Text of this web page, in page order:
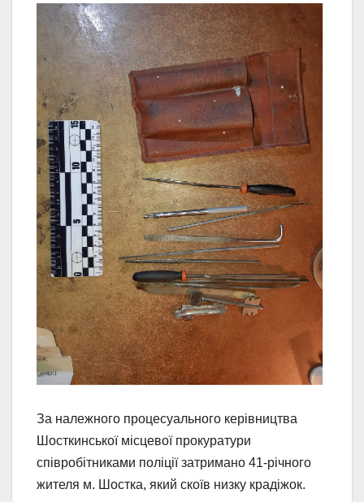
За належного процесуального керівництва
Шосткинської місцевої прокуратури
співробітниками поліції затримано 41-річного
жителя м. Шостка, який скоїв низку крадіжок.